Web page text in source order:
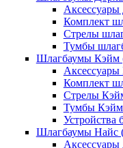
Комплект
Стрелы
Тумбы
Шлагбаумы Кэйм
Комплект
Стрелы
Тумбы
Устройства
Шлагбаумы Найс